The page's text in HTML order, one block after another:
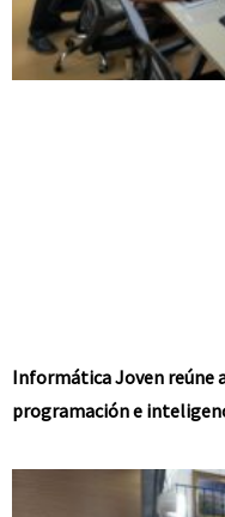
Informática Joven reúne
programación e